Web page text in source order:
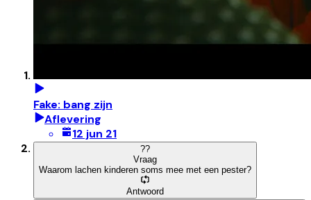
Fake: bang zijn
Aflevering
12 jun 21
??
Vraag
Waarom lachen kinderen soms mee met een pester?
Antwoord